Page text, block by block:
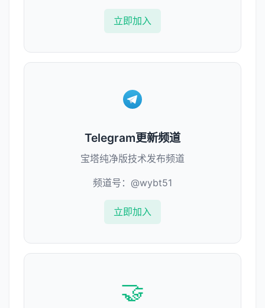
立即加入
Telegram更新频道
宝塔纯净版技术发布频道
频道号：@wybt51
立即加入
🤝